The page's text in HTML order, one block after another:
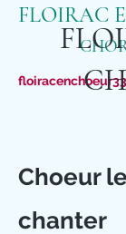
FLOIRAC
Choeur
chanter